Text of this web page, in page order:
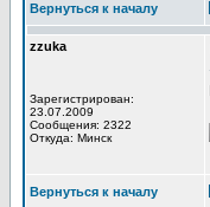
Вернуться к началу
zzuka
Зарегистрирован:
23.07.2009
Сообщения: 2322
Откуда: Минск
Вернуться к началу